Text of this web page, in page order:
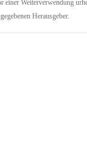
einer Weiterverwendung
Herausgeber.